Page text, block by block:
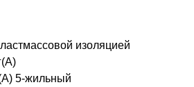
изоляцией
5-жильный